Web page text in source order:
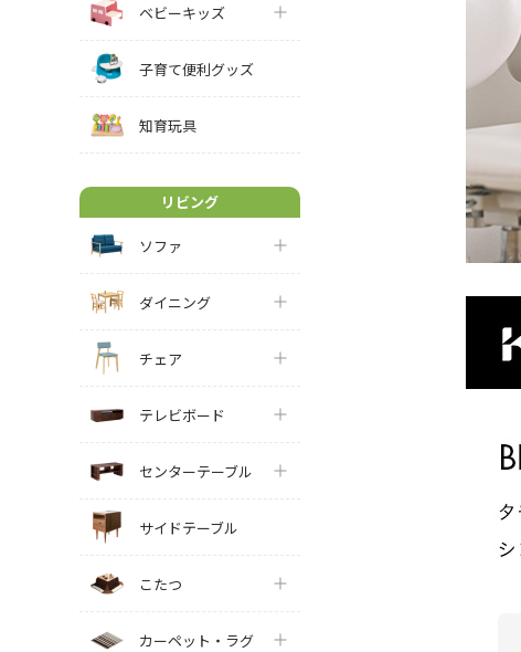
ベビーキッズ
子育て便利グッズ
知育玩具
リビング
ソファ
ダイニング
チェア
テレビボード
センターテーブル
サイドテーブル
こたつ
カーペット・ラグ